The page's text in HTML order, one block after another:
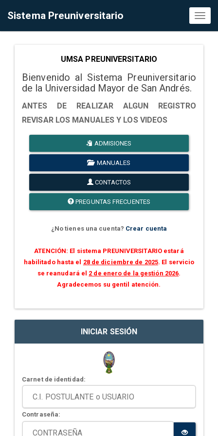
Sistema Preuniversitario
UMSA PREUNIVERSITARIO
Bienvenido al Sistema Preuniversitario
de la Universidad Mayor de San Andrés.
ANTES DE REALIZAR ALGUN REGISTRO
REVISAR LOS MANUALES Y LOS VIDEOS
ADMISIONES
MANUALES
CONTACTOS
PREGUNTAS FRECUENTES
¿No tienes una cuenta? Crear cuenta
ATENCIÓN: El sistema PREUNIVERSITARIO estará
habilitado hasta el 28 de diciembre de 2025. El servicio
se reanudará el 2 de enero de la gestión 2026.
Agradecemos su gentil atención.
INICIAR SESIÓN
Carnet de identidad:
Contraseña: